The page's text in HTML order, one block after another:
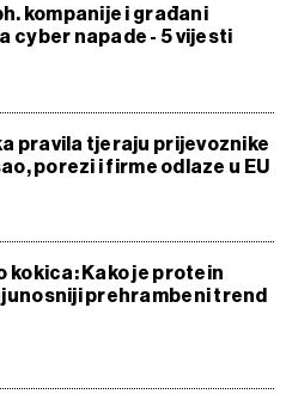
kompanije i građani
cyber napade - 5 vijesti
pravila tjeraju prijevoznike
porezi i firme odlaze u EU
kokica: Kako je protein
prehrambeni trend